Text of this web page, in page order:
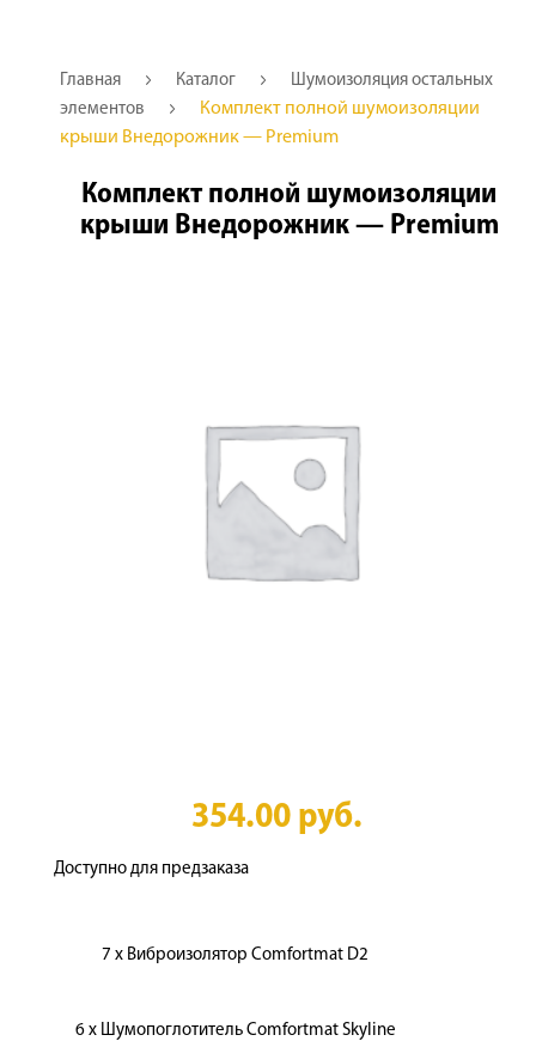
Главная Каталог
Шумоизоляция остальных
элементов
Комплект полной шумоизоляции
крыши Внедорожник — Premium
Комплект полной шумоизоляции
крыши Внедорожник — Premium
354.00 руб.
Доступно для предзаказа
7 x Виброизолятор Comfortmat D2
6 x Шумопоглотитель Comfortmat Skyline